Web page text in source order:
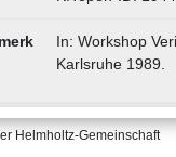
In: Workshop
Karlsruhe 1989.
Helmholtz-Gemeinschaft